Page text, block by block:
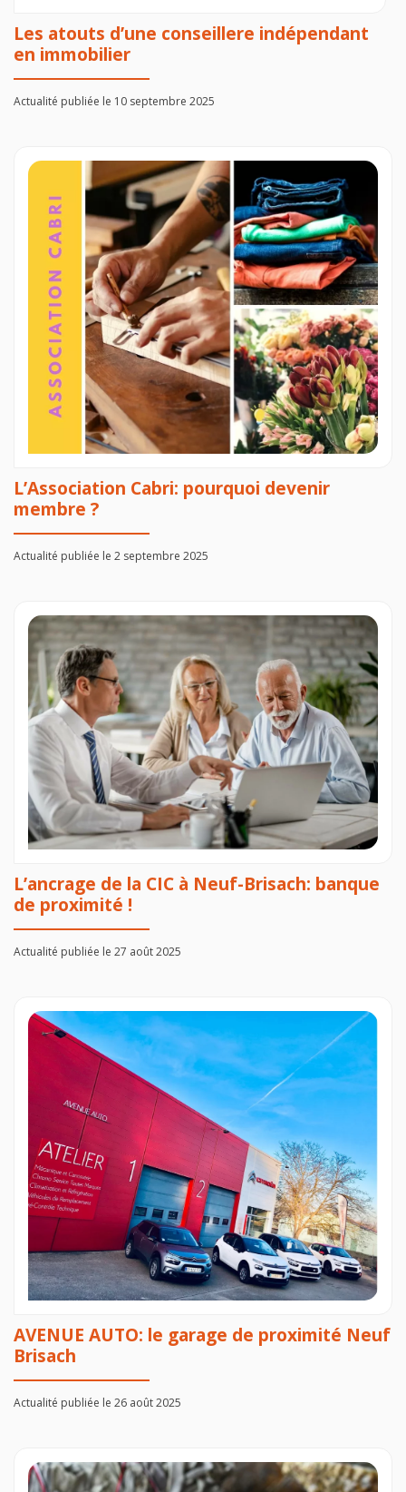
Les atouts d’une conseillere indépendant
en immobilier
Actualité publiée le 10 septembre 2025
L’Association Cabri: pourquoi devenir
membre ?
Actualité publiée le 2 septembre 2025
L’ancrage de la CIC à Neuf-Brisach: banque
de proximité !
Actualité publiée le 27 août 2025
AVENUE AUTO: le garage de proximité Neuf
Brisach
Actualité publiée le 26 août 2025